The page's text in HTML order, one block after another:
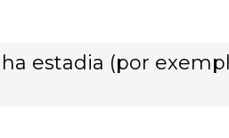
estadia (por